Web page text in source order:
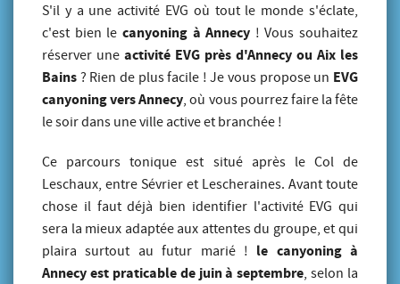
S'il y a une activité EVG où tout le monde s'éclate,
c'est bien le canyoning à Annecy ! Vous souhaitez
réserver une activité EVG près d'Annecy ou Aix les
Bains ? Rien de plus facile ! Je vous propose un EVG
canyoning vers Annecy, où vous pourrez faire la fête
le soir dans une ville active et branchée !
Ce parcours tonique est situé après le Col de
Leschaux, entre Sévrier et Lescheraines. Avant toute
chose il faut déjà bien identifier l'activité EVG qui
sera la mieux adaptée aux attentes du groupe, et qui
plaira surtout au futur marié ! le canyoning à
Annecy est praticable de juin à septembre, selon la